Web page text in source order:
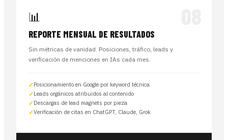
📊
REPORTE MENSUAL DE RESULTADOS
Sin métricas de vanidad. Posiciones, tráfico, leads y
verificación de menciones en IAs cada mes.
Posicionamiento en Google por keyword técnica
Leads orgánicos atribuidos al contenido
Descargas de lead magnets por pieza
Verificación de citas en ChatGPT, Claude, Grok